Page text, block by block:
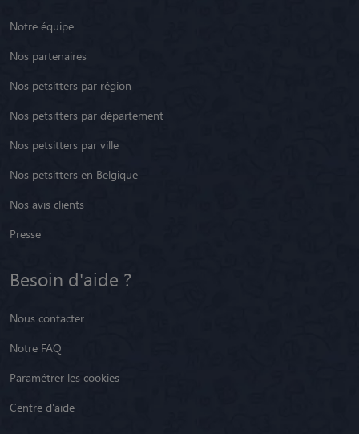
Notre équipe
Nos partenaires
Nos petsitters par région
Nos petsitters par département
Nos petsitters par ville
Nos petsitters en Belgique
Nos avis clients
Presse
Besoin d'aide ?
Nous contacter
Notre FAQ
Paramétrer les cookies
Centre d'aide